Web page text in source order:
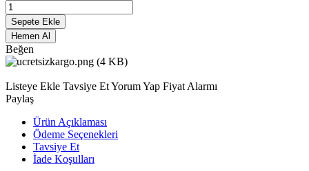
Sepete Ekle
Hemen Al
Beğen
Listeye Ekle Tavsiye EtYorum Yap Fiyat Alarmı
Paylaş
Ürün Açıklaması
Ödeme Seçenekleri
Tavsiye Et
İade Koşulları